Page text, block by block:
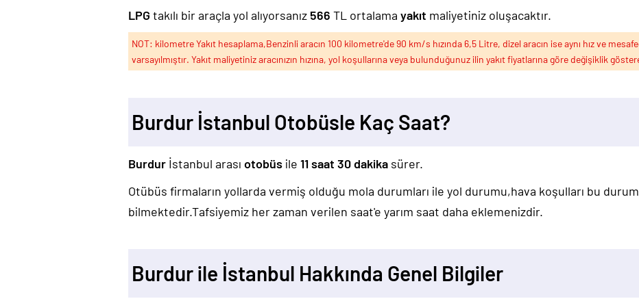
LPG takılı bir araçla yol alıyorsanız 566 TL ortalama yakıt maliyetiniz oluşacaktır.
NOT: kilometre Yakıt hesaplama,Benzinli aracın 100 kilometre'de 90 km/s hızında 6,5 Litre, dizel aracın ise aynı hız ve
varsayılmıştır. Yakıt maliyetiniz aracınızın hızına, yol koşullarına veya bulunduğunuz ilin yakıt fiyatlarına göre değişiklik
Burdur İstanbul Otobüsle Kaç Saat?
Burdur İstanbul arası otobüs ile 11 saat 30 dakika sürer.
Otübüs firmaların yollarda vermiş olduğu mola durumları ile yol durumu,hava koşulları bu
bilmektedir.Tafsiyemiz her zaman verilen saat'e yarım saat daha eklemenizdir.
Burdur ile İstanbul Hakkında Genel Bilgiler